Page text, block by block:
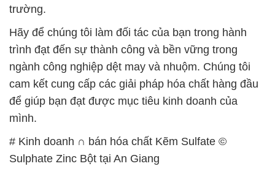
trường.
Hãy để chúng tôi làm đối tác của bạn trong hành
trình đạt đến sự thành công và bền vững trong
ngành công nghiệp dệt may và nhuộm. Chúng tôi
cam kết cung cấp các giải pháp hóa chất hàng đầu
để giúp bạn đạt được mục tiêu kinh doanh của
mình.
# Kinh doanh ∩ bán hóa chất Kẽm Sulfate ©
Sulphate Zinc Bột tại An Giang